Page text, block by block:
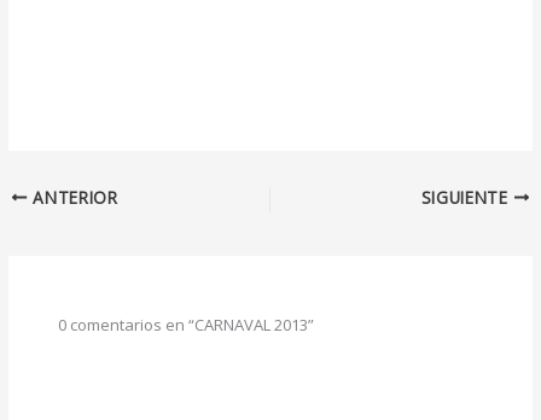
ANTERIOR SIGUIENTE
0 comentarios en “CARNAVAL 2013”